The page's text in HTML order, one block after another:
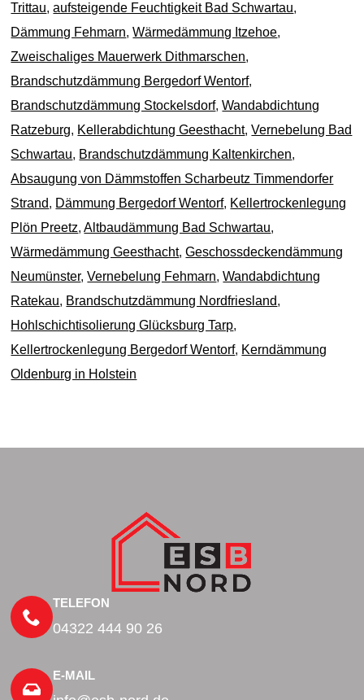
Trittau,aufsteigende Feuchtigkeit Bad Schwartau,
Dämmung Fehmarn,Wärmedämmung Itzehoe,
Zweischaliges Mauerwerk Dithmarschen,
Brandschutzdämmung Bergedorf Wentorf,
Brandschutzdämmung Stockelsdorf,Wandabdichtung
Ratzeburg, Kellerabdichtung Geesthacht,Vernebelung Bad
Schwartau, Brandschutzdämmung Kaltenkirchen,
Absaugung von Dämmstoffen Scharbeutz Timmendorfer
Strand, Dämmung Bergedorf Wentorf, Kellertrockenlegung
Plön Preetz,Altbaudämmung Bad Schwartau,
Wärmedämmung Geesthacht,Geschossdeckendämmung
Neumünster,Vernebelung Fehmarn,Wandabdichtung
Ratekau, Brandschutzdämmung Nordfriesland,
Hohlschichtisolierung Glücksburg Tarp,
Kellertrockenlegung Bergedorf Wentorf, Kerndämmung
Oldenburg in Holstein
TELEFON
04322 444 90 26
E-MAIL